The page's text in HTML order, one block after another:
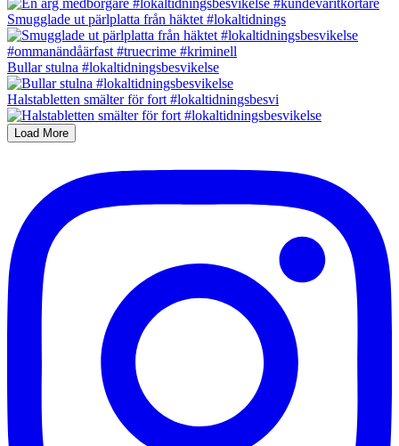
Smugglade ut pärlplatta från häktet #lokaltidnings
Bullar stulna #lokaltidningsbesvikelse
Halstabletten smälter för fort #lokaltidningsbesvi
Load More